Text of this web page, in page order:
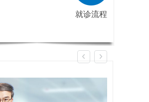
就诊流程